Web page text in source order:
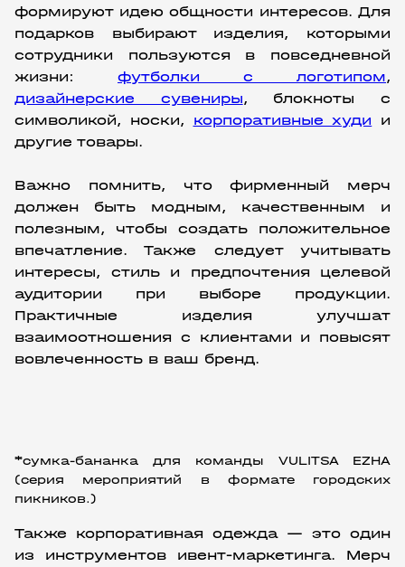
формируют идею общности интересов. Для
подарков выбирают изделия, которыми
сотрудники пользуются в повседневной
жизни: футболки с логотипом
дизайнерские сувениры, блокноты с
символикой, носки, корпоративные худи и
другие товары.
Важно помнить, что фирменный мерч
должен быть модным, качественным и
полезным, чтобы создать положительное
впечатление. Также следует учитывать
интересы, стиль и предпочтения целевой
аудитории при выборе продукции.
Практичные изделия улучшат
взаимоотношения с клиентами и повысят
вовлеченность в ваш бренд.
*сумка-бананка для команды VULITSA EZHA
(серия мероприятий в формате городских
пикников.)
Также корпоративная одежда — это один
из инструментов ивент-маркетинга. Мерч